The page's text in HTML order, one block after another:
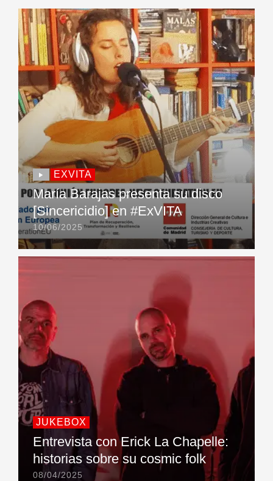
EXVITA
María Barajas presenta su disco
[Sincericidio] en #ExVITA
10/06/2025
JUKEBOX
Entrevista con Erick La Chapelle:
historias sobre su cosmic folk
08/04/2025